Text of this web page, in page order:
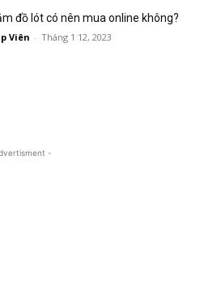
đồ lót có nên mua online không?
Viên - Tháng 1 12, 2023
-